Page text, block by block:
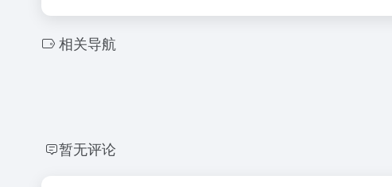
相关导航
暂无评论